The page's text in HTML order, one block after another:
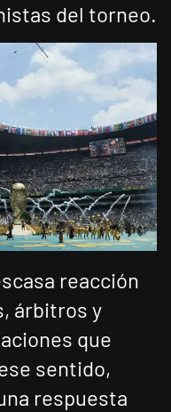
del torneo.
reacción
árbitros y
que
sentido,
respuesta